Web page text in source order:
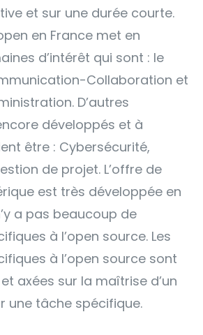
et sur une durée courte.
en France met en
d’intérêt qui sont : le
Collaboration et
D’autres
développés et à
être : Cybersécurité,
de projet. L’offre de
est très développée en
a pas beaucoup de
à l’open source. Les
à l’open source sont
axées sur la maîtrise d’un
une tâche spécifique.